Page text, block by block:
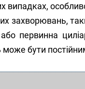
випадках,
захворювань,
первинна
бути